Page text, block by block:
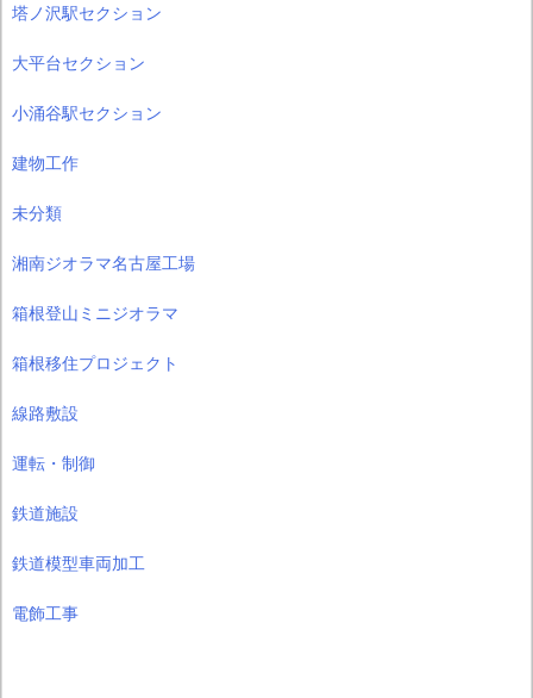
塔ノ沢駅セクション
大平台セクション
小涌谷駅セクション
建物工作
未分類
湘南ジオラマ名古屋工場
箱根登山ミニジオラマ
箱根移住プロジェクト
線路敷設
運転・制御
鉄道施設
鉄道模型車両加工
電飾工事